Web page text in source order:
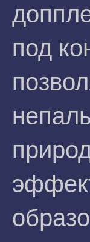
под